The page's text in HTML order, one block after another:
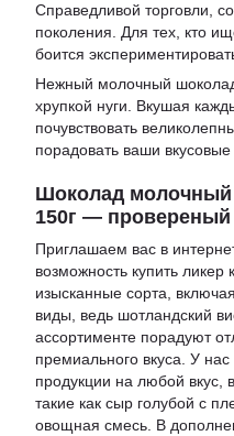
Справедливой торговли,
поколения. Для тех, кто
боится
Нежный молочный шоколад
хрупкой нуги. Вкушая
почувствовать
порадовать ваши вкусовые
Шоколад молочный
150г —
Приглашаем вас в
возможность купить ликер
изысканные сорта,
виды, ведь шотландский
ассортименте порадуют
премиального вкуса. У
продукции на любой вкус,
такие как сыр голубой с
овощная смесь. В